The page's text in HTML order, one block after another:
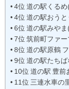
4位 道の駅くる
4位 道の駅おう
6位 道の駅みや
7位 筑前町ファ
8位 道の駅原鶴
9位 道の駅たち
10位 道の駅 豊前
11位 三連水車の